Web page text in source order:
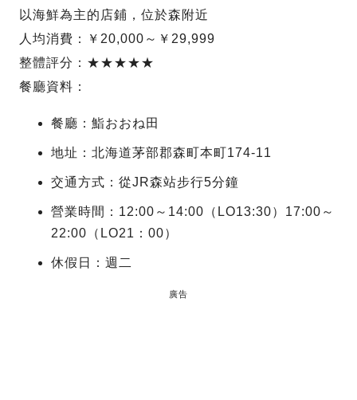
以海鮮為主的店鋪，位於森附近
人均消費：￥20,000～￥29,999
整體評分：★★★★★
餐廳資料：
餐廳：鮨おおね田
地址：北海道茅部郡森町本町174-11
交通方式：從JR森站步行5分鐘
營業時間：12:00～14:00（LO13:30）17:00～
22:00（LO21：00）
休假日：週二
廣告